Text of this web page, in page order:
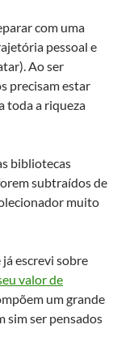
com uma
pessoal e
Ao ser
precisam estar
toda a riqueza
bibliotecas
subtraídos de
muito
escrevi sobre
valor de
um grande
sim ser pensados